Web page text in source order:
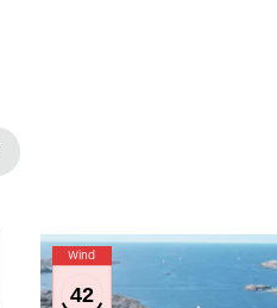
Wind
42